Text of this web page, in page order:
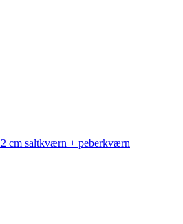
cm saltkværn + peberkværn